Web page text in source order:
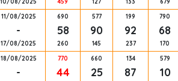
11/08/2025
-
17/08/2025
690
58
260
577
90
145
199
92
237
790
68
170
18/08/2025
-
770
44
660
25
134
87
579
10